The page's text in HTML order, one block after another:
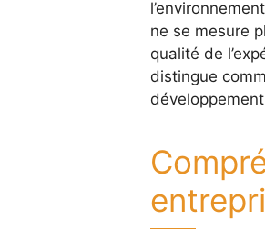
ne se mesure
qualité de
distingue